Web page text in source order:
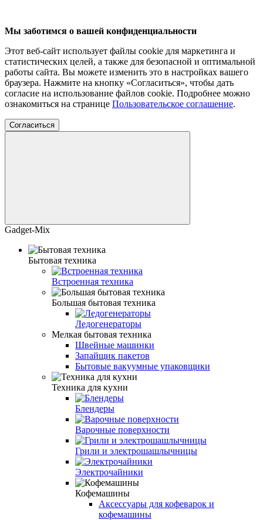
Мы заботимся о вашей конфиденциальности
Этот веб-сайт использует файлы cookie для маркетинга и
статистических целей, а также для безопасной и оптимальной
работы сайта. Вы можете изменить это в настройках вашего
браузера. Нажмите на кнопку «Согласиться», чтобы дать
согласие на использование файлов cookie. Подробнее можно
ознакомиться на странице Пользовательское соглашение.
Согласиться
Gadget-Mix
Бытовая техника
Встроенная техника
Большая бытовая техника
Ледогенераторы
Мелкая бытовая техника
Швейные машинки
Запайщик пакетов
Бытовые вакуумные упаковщики
Техника для кухни
Блендеры
Варочные поверхности
Грили и электрошашлычницы
Электрочайники
Кофемашины
Аксессуары для кофеварок и
кофемашины